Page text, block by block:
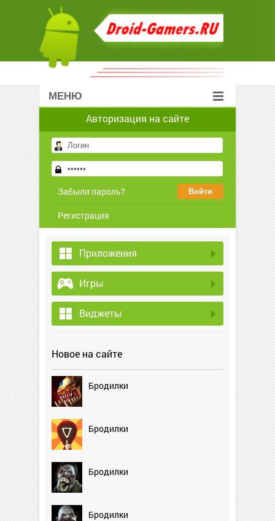
МЕНЮ
Авторизация на сайте
Забыли пароль?
Регистрация
Приложения
Игры
Виджеты
Новое на сайте
Бродилки
Бродилки
Бродилки
Бродилки